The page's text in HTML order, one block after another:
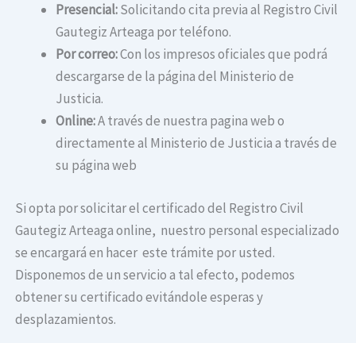
Presencial:Solicitando cita previa al Registro Civil
Gautegiz Arteaga por teléfono.
Por correo:Con los impresos oficiales que podrá
descargarse de la página del Ministerio de
Justicia.
Online:A través de nuestra pagina web o
directamente al Ministerio de Justicia a través de
su página web
Si opta por solicitar el certificado del Registro Civil
Gautegiz Arteaga online, nuestro personal especializado
se encargará en hacer este trámite por usted.
Disponemos de un servicio a tal efecto, podemos
obtener su certificado evitándole esperas y
desplazamientos.